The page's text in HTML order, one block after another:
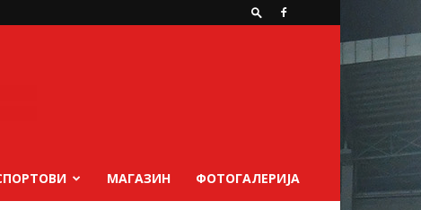
МАГАЗИН ФОТОГАЛЕРИЈА